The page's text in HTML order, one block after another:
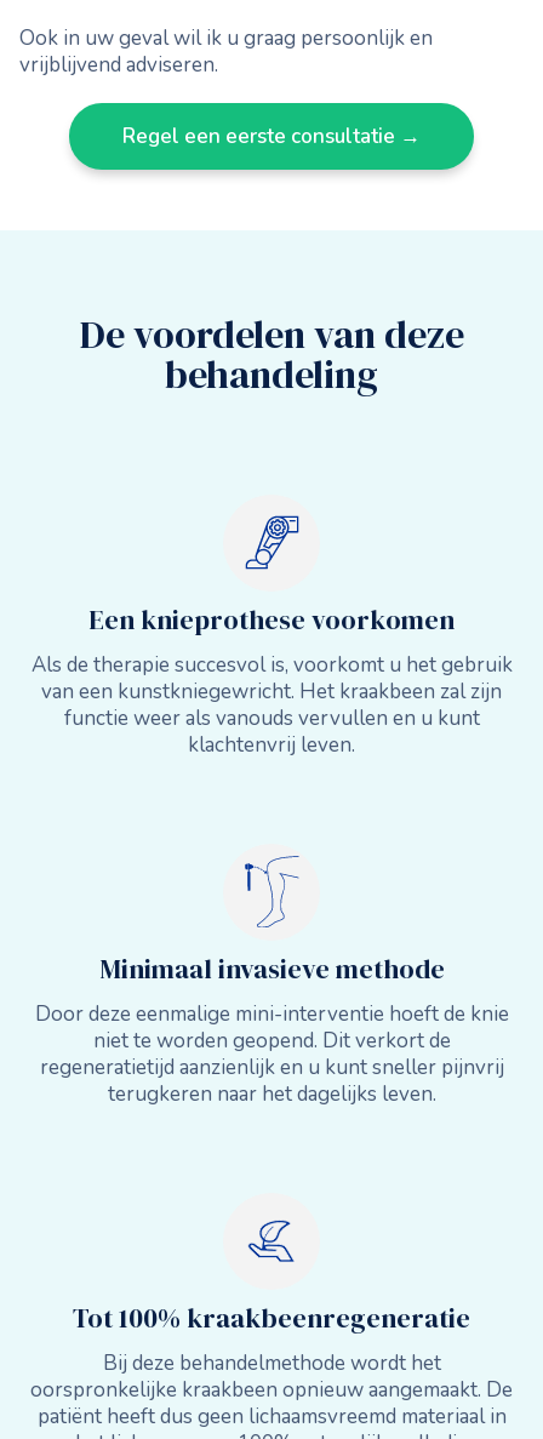
Ook in uw geval wil ik u graag persoonlijk en
vrijblijvend adviseren.
Regel een eerste consultatie →
De voordelen van deze
behandeling
Een knieprothese voorkomen
Als de therapie succesvol is, voorkomt u het gebruik
van een kunstkniegewricht. Het kraakbeen zal zijn
functie weer als vanouds vervullen en u kunt
klachtenvrij leven.
Minimaal invasieve methode
Door deze eenmalige mini-interventie hoeft de knie
niet te worden geopend. Dit verkort de
regeneratietijd aanzienlijk en u kunt sneller pijnvrij
terugkeren naar het dagelijks leven.
Tot 100% kraakbeenregeneratie
Bij deze behandelmethode wordt het
oorspronkelijke kraakbeen opnieuw aangemaakt. De
patiënt heeft dus geen lichaamsvreemd materiaal in